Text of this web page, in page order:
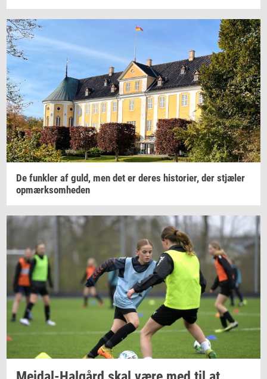
De funk­ler af guld, men det er deres hi­sto­ri­er, der stjæ­ler
op­mærk­som­he­den